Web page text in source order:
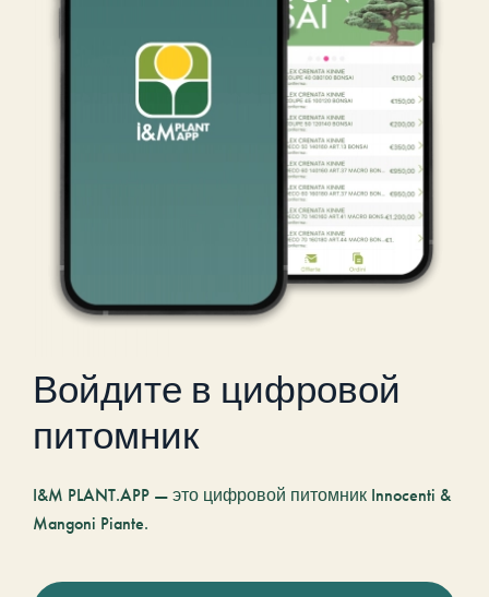
Войдите в цифровой
питомник
I&M PLANT.APP — это цифровой питомник Innocenti &
Mangoni Piante.